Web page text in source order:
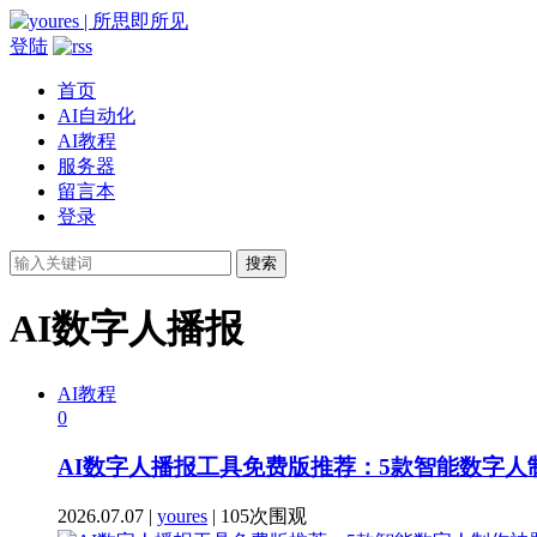
登陆
首页
AI自动化
AI教程
服务器
留言本
登录
搜索
AI数字人播报
AI教程
0
AI数字人播报工具免费版推荐：5款智能数字
2026.07.07 | youres | 105次围观